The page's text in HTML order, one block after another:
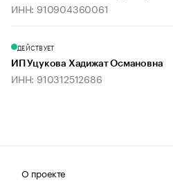
ИНН: 910904360061
ДЕЙСТВУЕТ
ИП Уцукова Хадижат Османовна
ИНН: 910312512686
О проекте